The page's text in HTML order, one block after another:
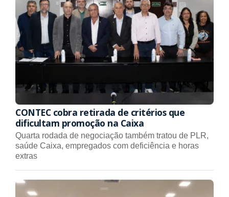
CONTEC cobra retirada de critérios que
dificultam promoção na Caixa
Quarta rodada de negociação também tratou de PLR,
saúde Caixa, empregados com deficiência e horas
extras